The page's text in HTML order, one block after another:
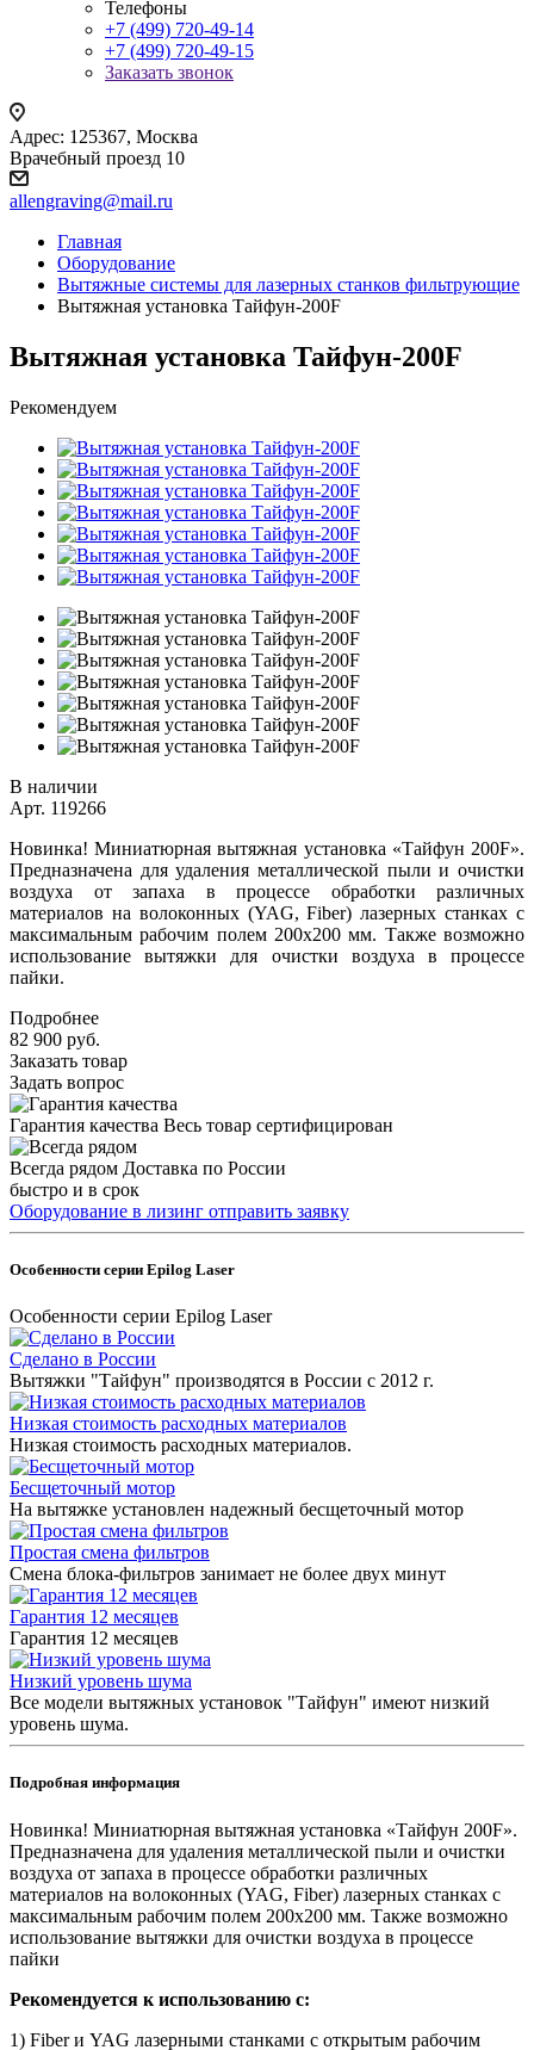
Телефоны
+7 (499) 720-49-14
+7 (499) 720-49-15
Заказать звонок
Адрес: 125367, Москва
Врачебный проезд 10
allengraving@mail.ru
Главная
Оборудование
Вытяжные системы для лазерных станков фильтрующие
Вытяжная установка Тайфун-200F
Вытяжная установка Тайфун-200F
Рекомендуем
В наличии
Арт. 119266
Новинка! Миниатюрная вытяжная установка «Тайфун 200F».
Предназначена для удаления металлической пыли и очистки
воздуха от запаха в процессе обработки различных
материалов на волоконных (YAG, Fiber) лазерных станках с
максимальным рабочим полем 200х200 мм. Также возможно
использование вытяжки для очистки воздуха в процессе
пайки.
Подробнее
82 900 руб.
Заказать товар
Задать вопрос
Гарантия качества Весь товар сертифицирован
Всегда рядом Доставка по России
быстро и в срок
Оборудование в лизинг отправить заявку
Особенности серии Epilog Laser
Особенности серии Epilog Laser
Сделано в России
Вытяжки "Тайфун" производятся в России с 2012 г.
Низкая стоимость расходных материалов
Низкая стоимость расходных материалов.
Бесщеточный мотор
На вытяжке установлен надежный бесщеточный мотор
Простая смена фильтров
Смена блока-фильтров занимает не более двух минут
Гарантия 12 месяцев
Гарантия 12 месяцев
Низкий уровень шума
Все модели вытяжных установок "Тайфун" имеют низкий
уровень шума.
Подробная информация
Новинка! Миниатюрная вытяжная установка «Тайфун 200F».
Предназначена для удаления металлической пыли и очистки
воздуха от запаха в процессе обработки различных
материалов на волоконных (YAG, Fiber) лазерных станках с
максимальным рабочим полем 200х200 мм. Также возможно
использование вытяжки для очистки воздуха в процессе
пайки
Рекомендуется к использованию с:
1) Fiber и YAG лазерными станками с открытым рабочим